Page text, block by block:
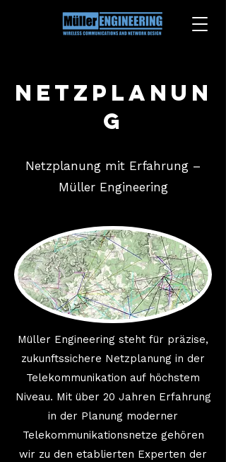
Netzplanun
g
Netzplanung mit Erfahrung –
Müller Engineering
Müller Engineering steht für präzise,
zukunftssichere Netzplanung in der
Telekommunikation auf höchstem
Niveau. Mit über 20 Jahren Erfahrung
in der Planung moderner
Telekommunikationsnetze gehören
wir zu den etablierten Experten der